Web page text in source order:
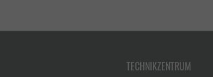
TECHNIKZENTRUM